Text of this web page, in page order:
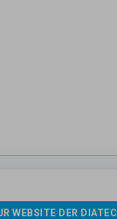
WEBSITE DER DIATEC